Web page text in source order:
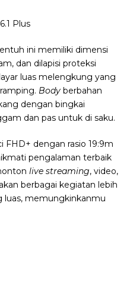
ini memiliki dimensi
dan dilapisi proteksi
luas melengkung yang
Body berbahan
dengan bingkai
dan pas untuk di saku.
FHD+ dengan rasio 19:9m
pengalaman terbaik
live streaming, video,
berbagai kegiatan lebih
luas, memungkinkanmu